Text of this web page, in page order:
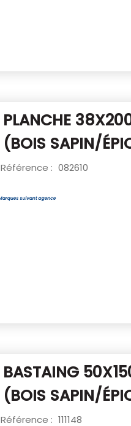
PLANCHE
(BOIS SAPIN/
Référence : 082610
BASTAING
(BOIS SAPIN/
Référence : 111148